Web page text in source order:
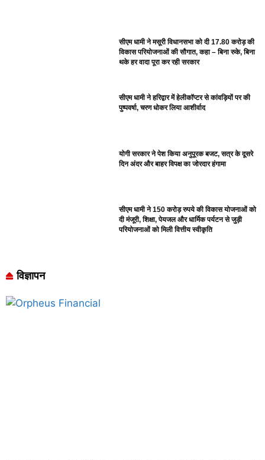
सीएम धामी ने मसूरी विधानसभा को दी 17.80 करोड़ की
विकास परियोजनाओं की सौगात, कहा – बिना रुके, बिना
थके हर वादा पूरा कर रही सरकार
सीएम धामी ने हरिद्वार में हेलीकॉप्टर से कांवड़ियों पर की
पुष्पवर्षा, चरण धोकर लिया आशीर्वाद
योगी सरकार ने पेश किया अनुपूरक बजट, सत्र के दूसरे
दिन अंदर और बाहर विपक्ष का जोरदार हंगामा
सीएम धामी ने 150 करोड़ रुपये की विकास योजनाओं को
दी मंजूरी, शिक्षा, पेयजल और धार्मिक पर्यटन से जुड़ी
परियोजनाओं को मिली वित्तीय स्वीकृति
विज्ञापन